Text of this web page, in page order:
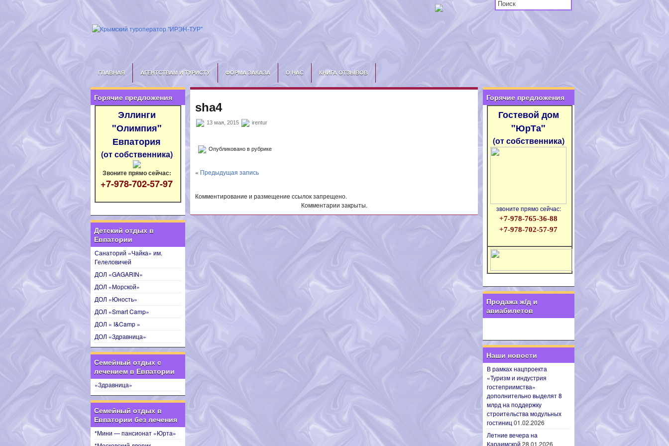
ГЛАВНАЯ АГЕНТСТВАМ И ТУРИСТУ ФОРМА ЗАКАЗА О НАС КНИГА ОТЗЫВОВ
Горячие предложения
Эллинги
"Олимпия"
Евпатория
(от собственника)
Звоните прямо сейчас:
+7-978-702-57-97
Детский отдых в
Евпатории
Санаторий «Чайка» им.
Гелеловичей
ДОЛ «GAGARIN»
ДОЛ «Морской»
ДОЛ «Юность»
ДОЛ «Smart Camp»
ДОЛ « I&Camp »
ДОЛ «Здравница»
Семейный отдых с
лечением в Евпатории
«Здравница»
Семейный отдых в
Евпатории без лечения
*Мини — пансионат «Юрта»
sha4
13 мая, 2015 irentur
Опубликовано в рубрике
« Предыдущая запись
Комментирование и размещение ссылок запрещено.
Комментарии закрыты.
Горячие предложения
Гостевой дом
"ЮрТа"
(от собственника)
звоните прямо сейчас:
+7-978-765-36-88
+7-978-702-57-97
Продажа ж/д и
авиабилетов
Наши новости
В рамках нацпроекта
«Туризм и индустрия
гостеприимства»
дополнительно выделят 8
млрд на поддержку
строительства модульных
гостиниц 01.02.2026
Летние вечера на
Караимской 28.01.2026